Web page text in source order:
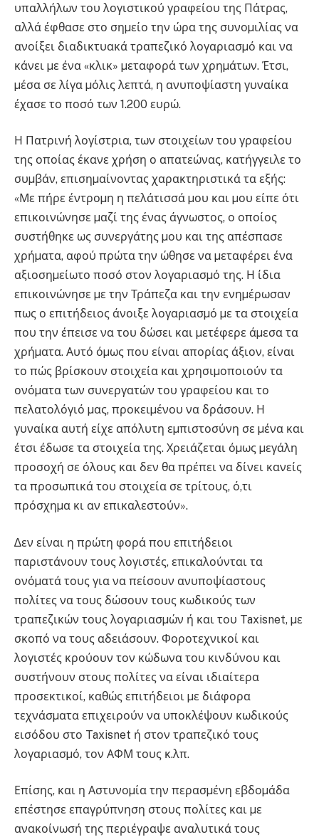
υπαλλήλων του λογιστικού γραφείου της Πάτρας,
αλλά έφθασε στο σηµείο την ώρα της συνοµιλίας να
ανοίξει διαδικτυακά τραπεζικό λογαριασµό και να
κάνει µε ένα «κλικ» µεταφορά των χρηµάτων. Έτσι,
µέσα σε λίγα µόλις λεπτά, η ανυποψίαστη γυναίκα
έχασε το ποσό των 1.200 ευρώ.
Η Πατρινή λογίστρια, των στοιχείων του γραφείου
της οποίας έκανε χρήση ο απατεώνας, κατήγγειλε το
συµβάν, επισηµαίνοντας χαρακτηριστικά τα εξής:
«Με πήρε έντροµη η πελάτισσά µου και µου είπε ότι
επικοινώνησε µαζί της ένας άγνωστος, ο οποίος
συστήθηκε ως συνεργάτης µου και της απέσπασε
χρήµατα, αφού πρώτα την ώθησε να µεταφέρει ένα
αξιοσηµείωτο ποσό στον λογαριασµό της. Η ίδια
επικοινώνησε µε την Τράπεζα και την ενηµέρωσαν
πως ο επιτήδειος άνοιξε λογαριασµό µε τα στοιχεία
που την έπεισε να του δώσει και µετέφερε άµεσα τα
χρήµατα. Αυτό όµως που είναι απορίας άξιον, είναι
το πώς βρίσκουν στοιχεία και χρησιµοποιούν τα
ονόµατα των συνεργατών του γραφείου και το
πελατολόγιό µας, προκειµένου να δράσουν. Η
γυναίκα αυτή είχε απόλυτη εµπιστοσύνη σε µένα και
έτσι έδωσε τα στοιχεία της. Χρειάζεται όµως µεγάλη
προσοχή σε όλους και δεν θα πρέπει να δίνει κανείς
τα προσωπικά του στοιχεία σε τρίτους, ό,τι
πρόσχηµα κι αν επικαλεστούν».
∆εν είναι η πρώτη φορά που επιτήδειοι
παριστάνουν τους λογιστές, επικαλούνται τα
ονόµατά τους για να πείσουν ανυποψίαστους
πολίτες να τους δώσουν τους κωδικούς των
τραπεζικών τους λογαριασµών ή και του Taxisnet, µε
σκοπό να τους αδειάσουν. Φοροτεχνικοί και
λογιστές κρούουν τον κώδωνα του κινδύνου και
συστήνουν στους πολίτες να είναι ιδιαίτερα
προσεκτικοί, καθώς επιτήδειοι µε διάφορα
τεχνάσµατα επιχειρούν να υποκλέψουν κωδικούς
εισόδου στο Taxisnet ή στον τραπεζικό τους
λογαριασµό, τον ΑΦΜ τους κ.λπ.
Επίσης, και η Αστυνοµία την περασµένη εβδοµάδα
επέστησε επαγρύπνηση στους πολίτες και µε
ανακοίνωσή της περιέγραψε αναλυτικά τους